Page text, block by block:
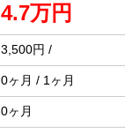
4.7万円
3,500円 /
0ヶ月 / 1ヶ月
0ヶ月